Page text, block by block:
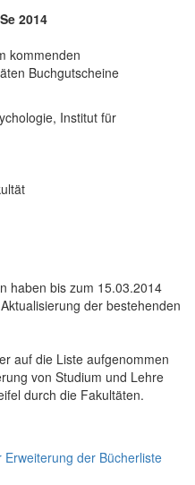
2014
kommenden
Buchgutscheine
Institut für
haben bis zum 15.03.2014
der bestehenden
auf die Liste aufgenommen
von Studium und Lehre
durch die Fakultäten.
der Bücherliste